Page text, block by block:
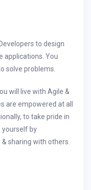
to design
applications. You
solve problems.
will live with Agile &
are empowered at all
to take pride in
yourself by
sharing with others.